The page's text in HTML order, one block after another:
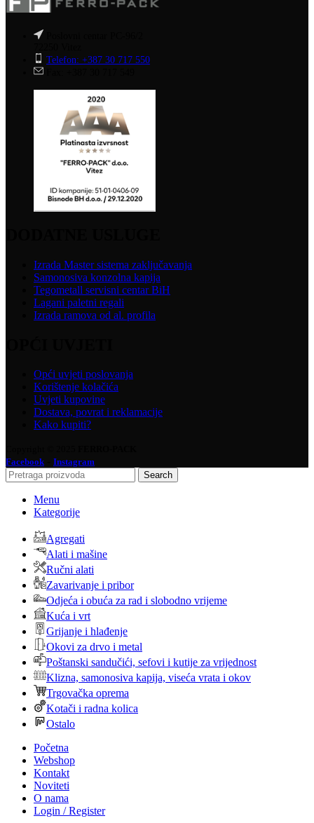
Telefon: +387 30 717 550
Izrada Master sistema zaključavanja
Samonosiva konzolna kapija
Tegometall servisni centar BiH
Lagani paletni regali
Izrada ramova od al. profila
Opći uvjeti poslovanja
Korištenje kolačića
Uvjeti kupovine
Dostava, povrat i reklamacije
Kako kupiti?
Facebook
Instagram
Search
Menu
Kategorije
Agregati
Alati i mašine
Ručni alati
Zavarivanje i pribor
Odjeća i obuća za rad i slobodno vrijeme
Kuća i vrt
Grijanje i hlađenje
Okovi za drvo i metal
Poštanski sandučići, sefovi i kutije za vrijednost
Klizna, samonosiva kapija, viseća vrata i okov
Trgovačka oprema
Kotači i radna kolica
Ostalo
Početna
Webshop
Kontakt
Noviteti
O nama
Login / Register